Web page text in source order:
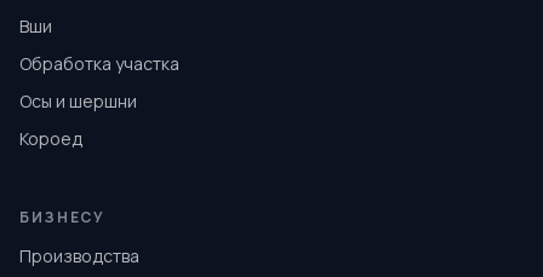
Вши
Обработка участка
Осы и шершни
Короед
БИЗНЕСУ
Производства